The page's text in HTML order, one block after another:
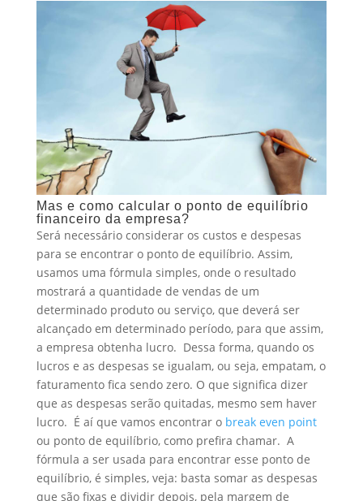
Mas e como calcular o ponto de equilíbrio
financeiro da empresa?
Será necessário considerar os custos e despesas
para se encontrar o ponto de equilíbrio. Assim,
usamos uma fórmula simples, onde o resultado
mostrará a quantidade de vendas de um
determinado produto ou serviço, que deverá ser
alcançado em determinado período, para que assim,
a empresa obtenha lucro. Dessa forma, quando os
lucros e as despesas se igualam, ou seja, empatam, o
faturamento fica sendo zero. O que significa dizer
que as despesas serão quitadas, mesmo sem haver
lucro. É aí que vamos encontrar o break even point
ou ponto de equilíbrio, como prefira chamar. A
fórmula a ser usada para encontrar esse ponto de
equilíbrio, é simples, veja: basta somar as despesas
que são fixas e dividir depois, pela margem de